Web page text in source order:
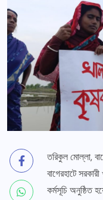
তরিকুল মোল্লা,
বাগেরহাটে
কর্মসূচি অনুষ্ঠিত